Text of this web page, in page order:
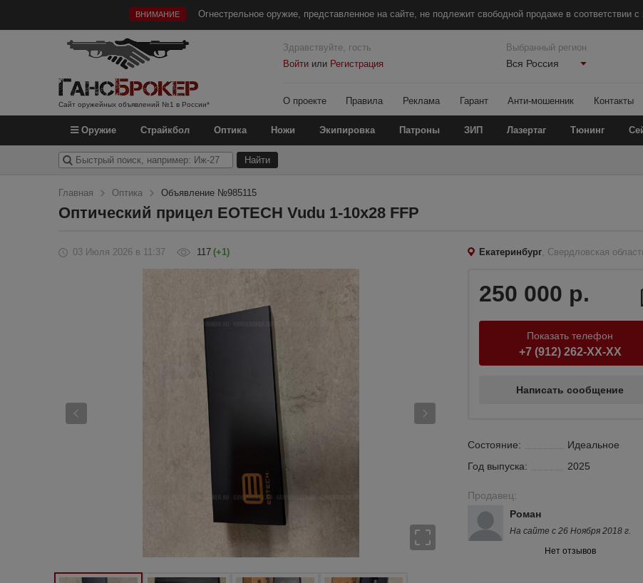
ВНИМАНИЕ Огнестрельное оружие, представленное на сайте, не подлежит свободной продаже в соответствии
Сайт оружейных объявлений №1 в России*
Здравствуйте, гость
Войтиили Регистрация
Выбранный регион
Вся Россия
О проекте Правила Реклама Гарант Анти-мошенник Контакты
Оружие Страйкбол Оптика Ножи Экипировка Патроны ЗИП Лазертаг Тюнинг
Главная Оптика Объявление №985115
Оптический прицел EOTECH Vudu 1-10x28 FFP
03 Июля 2026 в 11:37 117 (+1) Екатеринбург, Свердловская
250 000 р.
Показать телефон
+7 (912) 262-XX-XX
Написать сообщение
Состояние:
Идеальное
Год выпуска:
2025
Продавец:
Роман
На сайте с 26 Ноября 2018 г.
Нет отзывов